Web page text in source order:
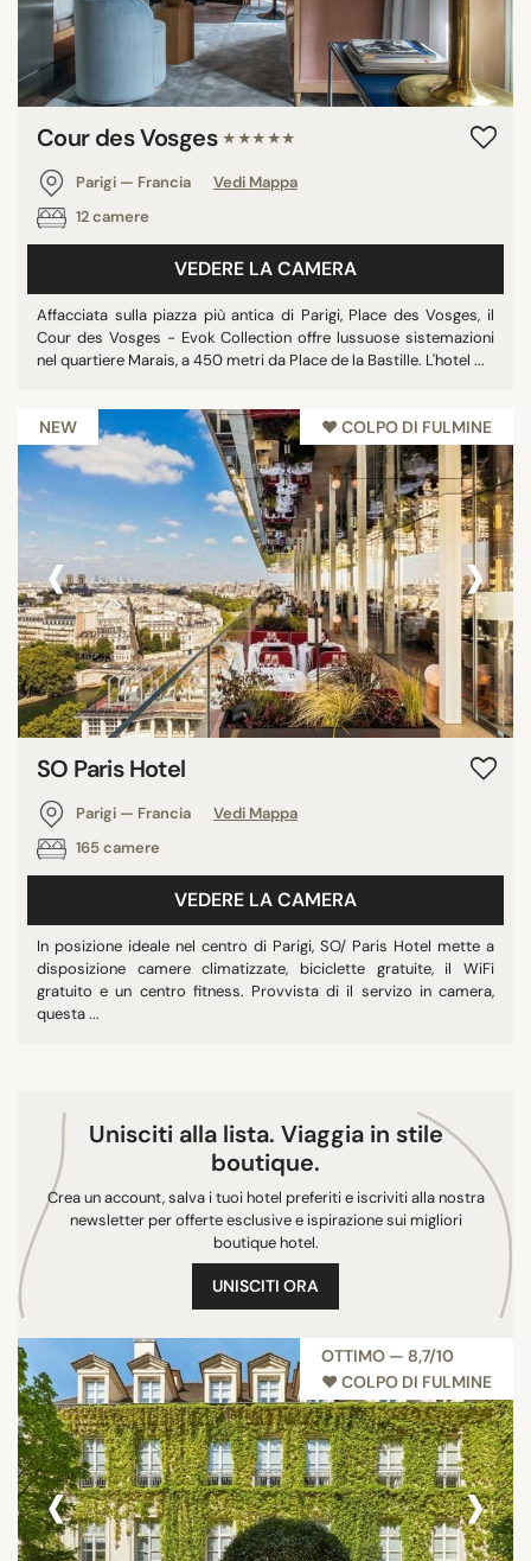
SERVIZI
Balcone
Fitness
Giardino o Terrazza
Piscina
Ristorante
Mostra tutti
nessuna stella
1 stella
3 stelle
4 stelle
5 stelle
PUNTEGGIO MEDIO
7/10
9/10
RICERCA
Cour des Vosges ★★★★★
Parigi — Francia
Vedi Mappa
12 camere
VEDERE LA CAMERA
Affacciata sulla piazza più antica di Parigi, Place des Vosges, il
Cour des Vosges - Evok Collection offre lussuose sistemazioni
nel quartiere Marais, a 450 metri da Place de la Bastille. L'hotel ...
NEW ♥︎ COLPO DI FULMINE
‹ ›
SO Paris Hotel
Parigi — Francia
Vedi Mappa
165 camere
VEDERE LA CAMERA
In posizione ideale nel centro di Parigi, SO/ Paris Hotel mette a
disposizione camere climatizzate, biciclette gratuite, il WiFi
gratuito e un centro fitness. Provvista di il servizo in camera,
questa ...
Unisciti alla lista. Viaggia in stile
boutique.
Crea un account, salva i tuoi hotel preferiti e iscriviti alla nostra
newsletter per offerte esclusive e ispirazione sui migliori
boutique hotel.
UNISCITI ORA
OTTIMO — 8,7/10
♥︎ COLPO DI FULMINE
‹ ›